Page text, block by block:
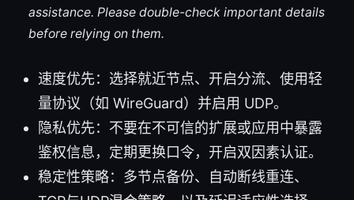
assistance. Please double-check important details
before relying on them.
速度优先：选择就近节点、开启分流、使用轻
量协议（如 WireGuard）并启用 UDP。
隐私优先：不要在不可信的扩展或应用中暴露
鉴权信息，定期更换口令，开启双因素认证。
稳定性策略：多节点备份、自动断线重连、